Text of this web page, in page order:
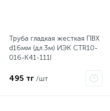
Труба гладкая жесткая ПВХ
d16мм (дл.3м) ИЭК CTR10-
016-K41-111I
495 тг /шт